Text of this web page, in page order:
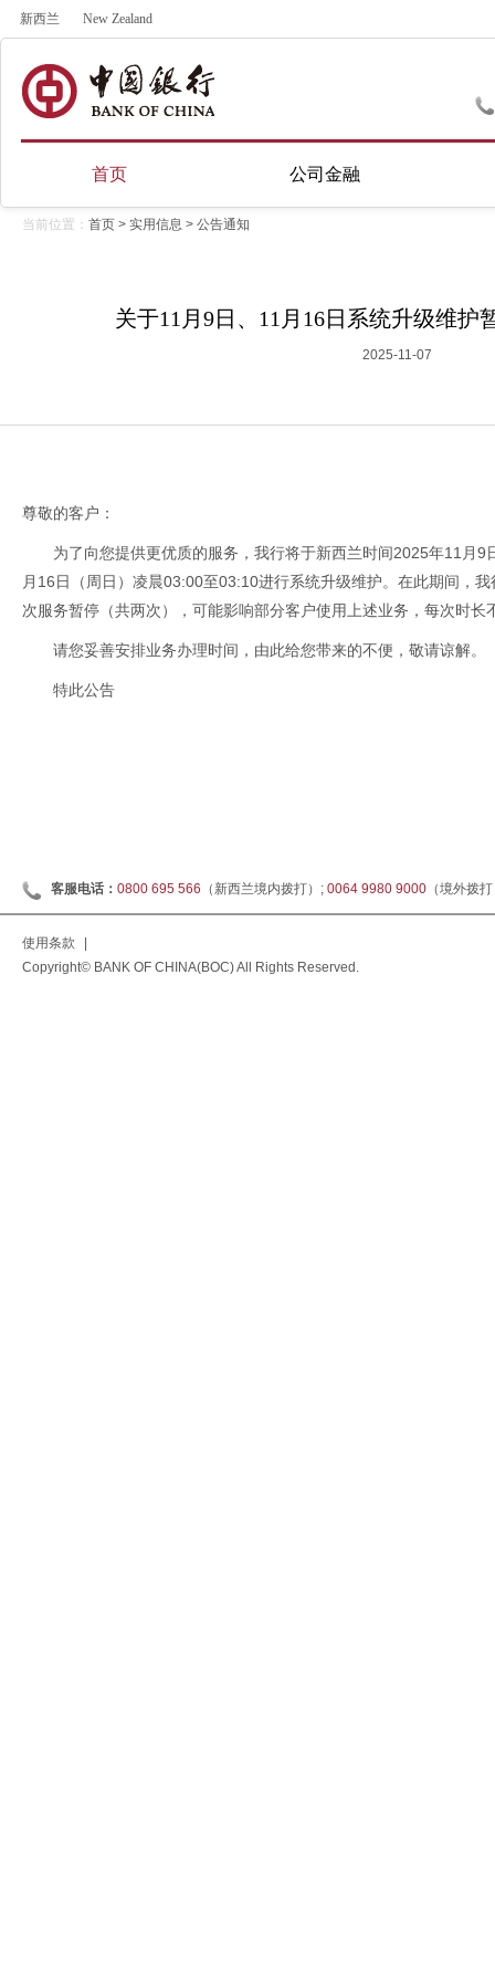
新西兰 New Zealand
首页 公司金融
当前位置： 首页 > 实用信息 > 公告通知
关于11月9日、11月16日系统升级维护
2025-11-07
尊敬的客户：
为了向您提供更优质的服务，我行将于新西兰时间2025年11月
月16日（周日）凌晨03:00至03:10进行系统升级维护。在此期间，
次服务暂停（共两次），可能影响部分客户使用上述业务，每次时长
请您妥善安排业务办理时间，由此给您带来的不便，敬请谅解。
特此公告
客服电话： 0800 695 566 （新西兰境内拨打）; 0064 9980 9000 （境外拨
使用条款
Copyright© BANK OF CHINA(BOC) All Rights Reserved.